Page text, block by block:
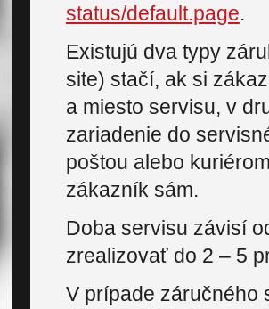
status/default.page.
Existujú dva typy
site) stačí, ak si
a miesto servisu, v
zariadenie do
poštou alebo
zákazník sám.
Doba servisu závisí
zrealizovať do 2 – 5
V prípade záručného